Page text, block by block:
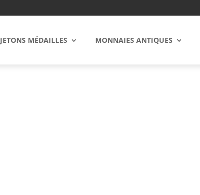
JETONS MÉDAILLES MONNAIES ANTIQUES